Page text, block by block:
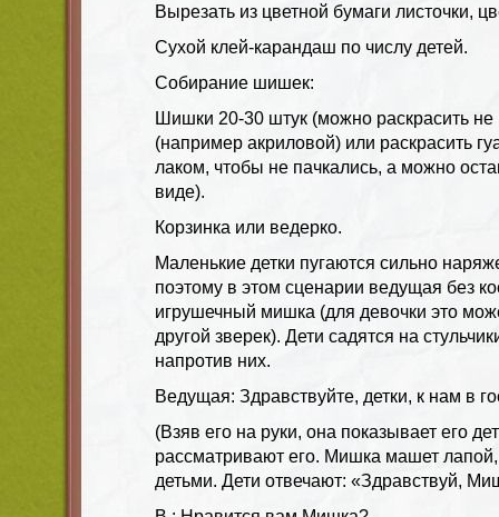
Вырезать из цветной бумаги листочки,
Сухой клей-карандаш по числу детей.
Собирание шишек:
Шишки 20-30 штук (можно раскрасить
(например акриловой) или раскрасить
лаком, чтобы не пачкались, а можно
виде).
Корзинка или ведерко.
Маленькие детки пугаются сильно
поэтому в этом сценарии ведущая без
игрушечный мишка (для девочки это
другой зверек). Дети садятся на
напротив них.
Ведущая: Здравствуйте, детки, к нам в
(Взяв его на руки, она показывает его
рассматривают его. Мишка машет
детьми. Дети отвечают: «Здравствуй,